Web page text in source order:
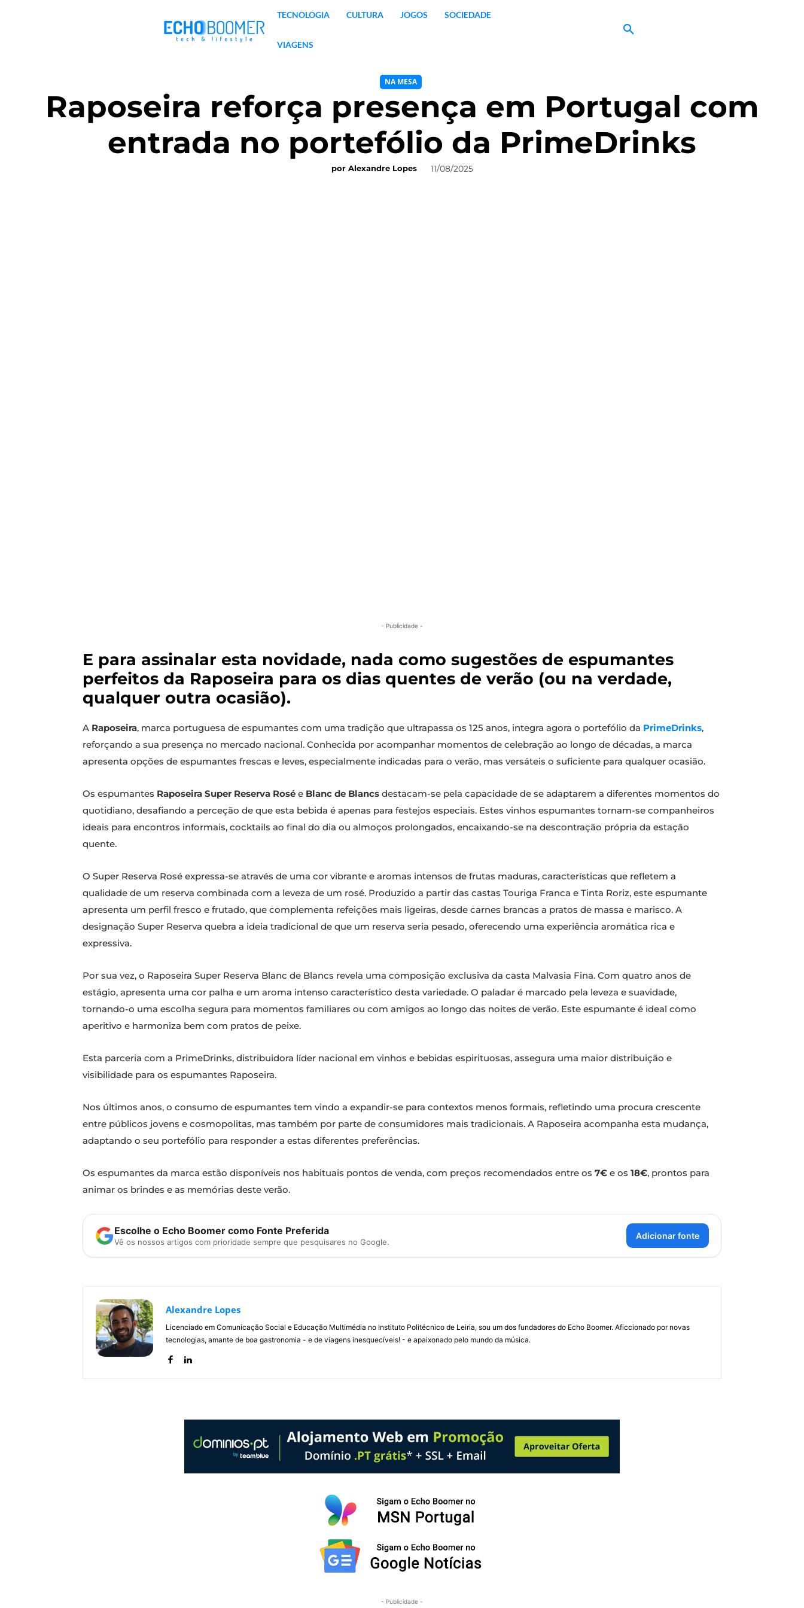
TECNOLOGIA CULTURA JOGOS SOCIEDADE
VIAGENS
NA MESA
Raposeira reforça presença em Portugal com
entrada no portefólio da PrimeDrinks
por Alexandre Lopes 11/08/2025
- Publicidade -
E para assinalar esta novidade, nada como sugestões de espumantes
perfeitos da Raposeira para os dias quentes de verão (ou na verdade,
qualquer outra ocasião).
A Raposeira, marca portuguesa de espumantes com uma tradição que ultrapassa os 125 anos, integra agora o portefólio da PrimeDrinks,
reforçando a sua presença no mercado nacional. Conhecida por acompanhar momentos de celebração ao longo de décadas, a marca
apresenta opções de espumantes frescas e leves, especialmente indicadas para o verão, mas versáteis o suficiente para qualquer ocasião.
Os espumantes Raposeira Super Reserva Rosé e Blanc de Blancs destacam-se pela capacidade de se adaptarem a diferentes momentos do
quotidiano, desafiando a perceção de que esta bebida é apenas para festejos especiais. Estes vinhos espumantes tornam-se companheiros
ideais para encontros informais, cocktails ao final do dia ou almoços prolongados, encaixando-se na descontração própria da estação
quente.
O Super Reserva Rosé expressa-se através de uma cor vibrante e aromas intensos de frutas maduras, características que refletem a
qualidade de um reserva combinada com a leveza de um rosé. Produzido a partir das castas Touriga Franca e Tinta Roriz, este espumante
apresenta um perfil fresco e frutado, que complementa refeições mais ligeiras, desde carnes brancas a pratos de massa e marisco. A
designação Super Reserva quebra a ideia tradicional de que um reserva seria pesado, oferecendo uma experiência aromática rica e
expressiva.
Por sua vez, o Raposeira Super Reserva Blanc de Blancs revela uma composição exclusiva da casta Malvasia Fina. Com quatro anos de
estágio, apresenta uma cor palha e um aroma intenso característico desta variedade. O paladar é marcado pela leveza e suavidade,
tornando-o uma escolha segura para momentos familiares ou com amigos ao longo das noites de verão. Este espumante é ideal como
aperitivo e harmoniza bem com pratos de peixe.
Esta parceria com a PrimeDrinks, distribuidora líder nacional em vinhos e bebidas espirituosas, assegura uma maior distribuição e
visibilidade para os espumantes Raposeira.
Nos últimos anos, o consumo de espumantes tem vindo a expandir-se para contextos menos formais, refletindo uma procura crescente
entre públicos jovens e cosmopolitas, mas também por parte de consumidores mais tradicionais. A Raposeira acompanha esta mudança,
adaptando o seu portefólio para responder a estas diferentes preferências.
Os espumantes da marca estão disponíveis nos habituais pontos de venda, com preços recomendados entre os 7€ e os 18€, prontos para
animar os brindes e as memórias deste verão.
Escolhe o Echo Boomer como Fonte Preferida
Vê os nossos artigos com prioridade sempre que pesquisares no Google.
Adicionar fonte
Alexandre Lopes
Licenciado em Comunicação Social e Educação Multimédia no Instituto Politécnico de Leiria, sou um dos fundadores do Echo Boomer. Aficcionado por novas
tecnologias, amante de boa gastronomia - e de viagens inesquecíveis! - e apaixonado pelo mundo da música.
- Publicidade -